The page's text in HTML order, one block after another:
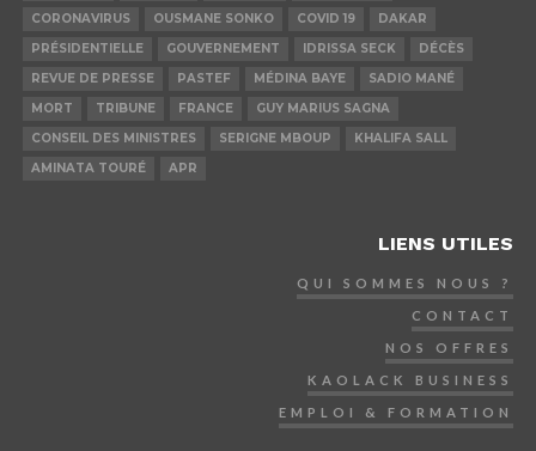
CORONAVIRUS
OUSMANE SONKO COVID 19
DAKAR
PRÉSIDENTIELLE
GOUVERNEMENT IDRISSA SECK
DÉCÈS
REVUE DE PRESSE
PASTEF MÉDINA BAYE
SADIO MANÉ
MORT
TRIBUNE FRANCE
GUY MARIUS SAGNA
CONSEIL DES MINISTRES
SERIGNE MBOUP
KHALIFA SALL
AMINATA TOURÉ
APR
LIENS UTILES
QUI SOMMES NOUS ?
CONTACT
NOS OFFRES
KAOLACK BUSINESS
EMPLOI & FORMATION